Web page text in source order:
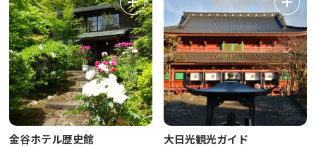
金谷ホテル歴史館 大日光観光ガイド